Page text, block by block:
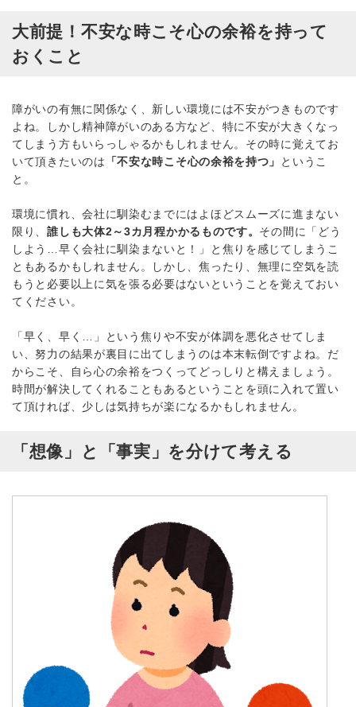
大前提！不安な時こそ心の余裕を持って
おくこと
障がいの有無に関係なく、新しい環境には不安がつきものです
よね。しかし精神障がいのある方など、特に不安が大きくなっ
てしまう方もいらっしゃるかもしれません。その時に覚えてお
いて頂きたいのは
「不安な時こそ心の余裕を持つ」
というこ
と。
環境に慣れ、会社に馴染むまでにはよほどスムーズに進まない
限り、誰しも大体2～3カ月程かかるものです。 その間に「どう
しよう…早く会社に馴染まないと！」と焦りを感じてしまうこ
ともあるかもしれません。しかし、焦ったり、無理に空気を読
もうと必要以上に気を張る必要はないということを覚えておい
てください。
「早く、早く…」という焦りや不安が体調を悪化させてしま
い、努力の結果が裏目に出てしまうのは本末転倒ですよね。だ
からこそ、自ら心の余裕をつくってどっしりと構えましょう。
時間が解決してくれることもあるということを頭に入れて置い
て頂ければ、少しは気持ちが楽になるかもしれません。
「想像」と「事実」を分けて考える